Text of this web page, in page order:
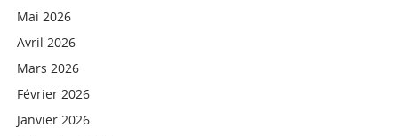
Mai 2026
Avril 2026
Mars 2026
Février 2026
Janvier 2026